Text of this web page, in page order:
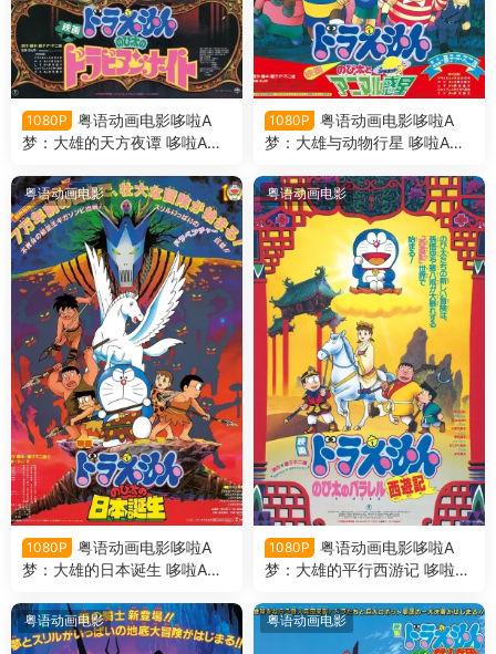
1080P
粤语动画电影哆啦A
梦：大雄的天方夜谭 哆啦A梦
版
1080P
粤语动画电影哆啦A
梦：大雄与动物行星 哆啦A梦
版
粤语动画电影
1080P
粤语动画电影哆啦A
梦：大雄的日本诞生 哆啦A梦
版
粤语动画电影
1080P
粤语动画电影哆啦A
梦：大雄的平行西游记 哆啦A
粤语版
粤语动画电影 粤语动画电影